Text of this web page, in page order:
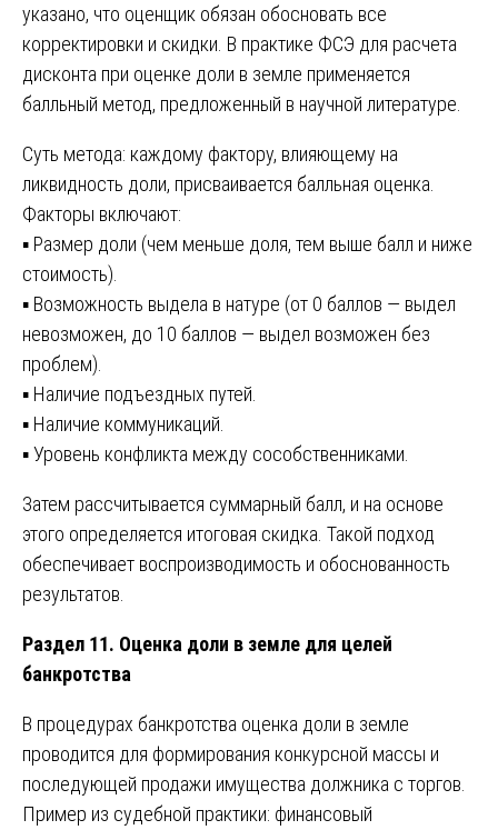
указано, что оценщик обязан обосновать все
корректировки и скидки. В практике ФСЭ для расчета
дисконта при оценке доли в земле применяется
балльный метод, предложенный в научной литературе.
Суть метода: каждому фактору, влияющему на
ликвидность доли, присваивается балльная оценка.
Факторы включают:
▪️ Размер доли (чем меньше доля, тем выше балл и ниже
стоимость).
▪️ Возможность выдела в натуре (от 0 баллов — выдел
невозможен, до 10 баллов — выдел возможен без
проблем).
▪️ Наличие подъездных путей.
▪️ Наличие коммуникаций.
▪️ Уровень конфликта между сособственниками.
Затем рассчитывается суммарный балл, и на основе
этого определяется итоговая скидка. Такой подход
обеспечивает воспроизводимость и обоснованность
результатов.
Раздел 11. Оценка доли в земле для целей
банкротства
В процедурах банкротства оценка доли в земле
проводится для формирования конкурсной массы и
последующей продажи имущества должника с торгов.
Пример из судебной практики: финансовый